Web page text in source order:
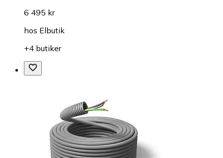
6 495 kr
hos Elbutik
+4 butiker